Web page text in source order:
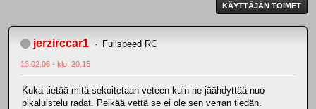
KÄYTTÄJÄN TOIMET
jerzirccar1 Fullspeed RC
13.02.06 - klo: 20.15
Kuka tietää mitä sekoitetaan veteen kuin ne jäähdyttää nuo
pikaluistelu radat. Pelkää vettä se ei ole sen verran tiedän.